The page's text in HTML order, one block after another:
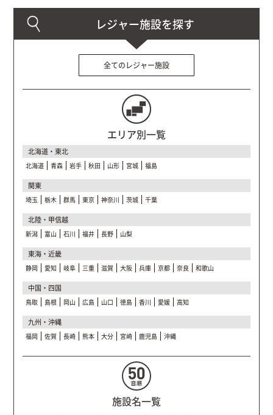
全てのレジャー施設
エリア別一覧
北海道・東北
北海道 青森 岩手 秋田 山形 宮城 福島
関東
埼玉 栃木 群馬 東京 神奈川 茨城 千葉
北陸・甲信越
新潟 富山 石川 福井 長野 山梨
東海・近畿
静岡 愛知 岐阜 三重 滋賀 大阪 兵庫 京都 奈良 和歌山
中国・四国
鳥取 島根 岡山 広島 山口 徳島 香川 愛媛 高知
九州・沖縄
福岡 佐賀 長崎 熊本 大分 宮崎 鹿児島 沖縄
施設名一覧